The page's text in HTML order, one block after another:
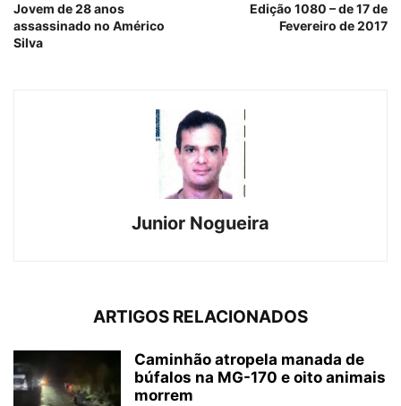
Jovem de 28 anos
assassinado no Américo
Silva
Edição 1080 – de 17 de
Fevereiro de 2017
Junior Nogueira
ARTIGOS RELACIONADOS
Caminhão atropela manada de
búfalos na MG-170 e oito animais
morrem